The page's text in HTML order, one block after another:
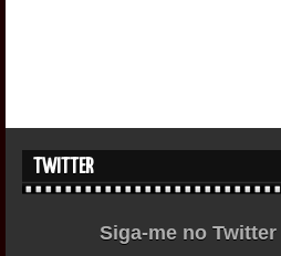
TWITTER
Siga-me no Twitter